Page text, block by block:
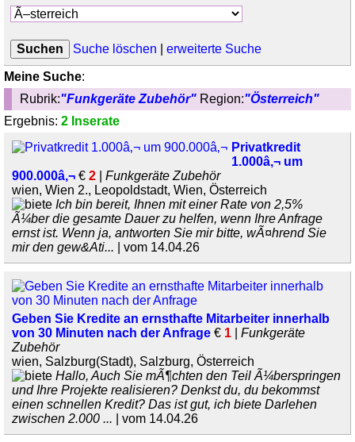
Suche löschen erweiterte Suche
Meine Suche:
Rubrik:"Funkgeräte Zubehör" Region:"Österreich"
Ergebnis: 2 Inserate
Privatkredit
1.000â‚¬ um
900.000â‚¬ € 2
Funkgeräte Zubehör
wien, Wien 2., Leopoldstadt, Wien, Österreich
Ich bin bereit, Ihnen mit einer Rate von 2,5%
Ã¼ber die gesamte Dauer zu helfen, wenn Ihre Anfrage
ernst ist. Wenn ja, antworten Sie mir bitte, wÃ¤hrend Sie
mir den gew&Ati... | vom 14.04.26
Geben Sie Kredite an ernsthafte Mitarbeiter innerhalb
von 30 Minuten nach der Anfrage € 1
Funkgeräte
Zubehör
wien, Salzburg(Stadt), Salzburg, Österreich
Hallo, Auch Sie mÃ¶chten den Teil Ã¼berspringen
und Ihre Projekte realisieren? Denkst du, du bekommst
einen schnellen Kredit? Das ist gut, ich biete Darlehen
zwischen 2.000 ... | vom 14.04.26